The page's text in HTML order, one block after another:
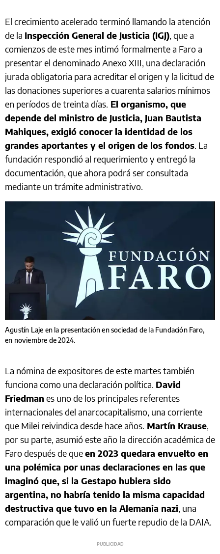
El crecimiento acelerado terminó llamando la atención
de la Inspección General de Justicia (IGJ), que a
comienzos de este mes intimó formalmente a Faro a
presentar el denominado Anexo XIII, una declaración
jurada obligatoria para acreditar el origen y la licitud de
las donaciones superiores a cuarenta salarios mínimos
en períodos de treinta días. El organismo, que
depende del ministro de Justicia, Juan Bautista
Mahiques, exigió conocer la identidad de los
grandes aportantes y el origen de los fondos. La
fundación respondió al requerimiento y entregó la
documentación, que ahora podrá ser consultada
mediante un trámite administrativo.
Agustín Laje en la presentación en sociedad de la Fundación Faro,
en noviembre de 2024.
La nómina de expositores de este martes también
funciona como una declaración política. David
Friedman es uno de los principales referentes
internacionales del anarcocapitalismo, una corriente
que Milei reivindica desde hace años. Martín Krause,
por su parte, asumió este año la dirección académica de
Faro después de queen 2023 quedara envuelto en
una polémica por unas declaraciones en las que
imaginó que, si la Gestapo hubiera sido
argentina, no habría tenido la misma capacidad
destructiva que tuvo en la Alemania nazi, una
comparación que le valió un fuerte repudio de la DAIA.